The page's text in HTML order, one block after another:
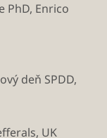
PhD, Enrico
deň SPDD,
UK